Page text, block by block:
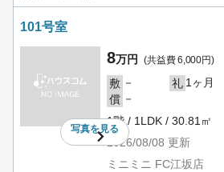
101号室
写真を見る
8万円 (共益費 6,000円)
敷 － 礼 1ヶ月
償 －
1階 / 1LDK / 30.81㎡
2026/08/08 更新
ミニミニ FC江坂店